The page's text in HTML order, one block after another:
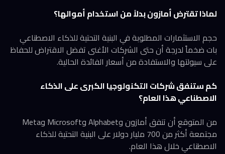
لماذا تقترض أمازون بدلاً من استخدام أموالها؟
حجم الاستثمارات المطلوبة في البنية التحتية للذكاء الاصطناعي
بات ضخماً لدرجة أن حتى الشركات الأغنى تفضل الاقتراض للحفاظ
على سيولتها والاستفادة من أسعار الفائدة الحالية.
كم ستنفق شركات التكنولوجيا الكبرى على الذكاء
الاصطناعي هذا العام؟
من المتوقع أن تنفق أمازون وAlphabet وMicrosoft وMeta
مجتمعة أكثر من 700 مليار دولار على البنية التحتية للذكاء
الاصطناعي خلال هذا العام.